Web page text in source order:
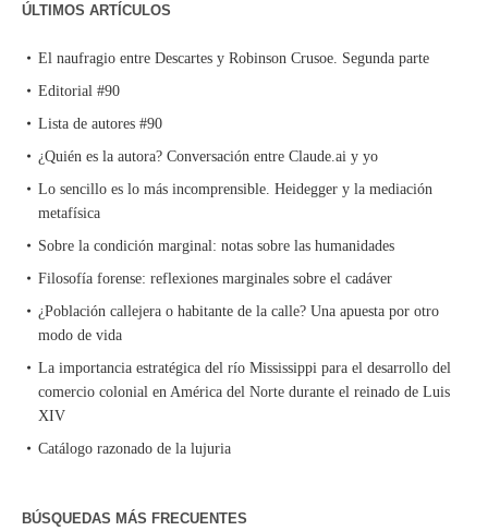
ÚLTIMOS ARTÍCULOS
El naufragio entre Descartes y Robinson Crusoe. Segunda parte
Editorial #90
Lista de autores #90
¿Quién es la autora? Conversación entre Claude.ai y yo
Lo sencillo es lo más incomprensible. Heidegger y la mediación
metafísica
Sobre la condición marginal: notas sobre las humanidades
Filosofía forense: reflexiones marginales sobre el cadáver
¿Población callejera o habitante de la calle? Una apuesta por otro
modo de vida
La importancia estratégica del río Mississippi para el desarrollo del
comercio colonial en América del Norte durante el reinado de Luis
XIV
Catálogo razonado de la lujuria
BÚSQUEDAS MÁS FRECUENTES